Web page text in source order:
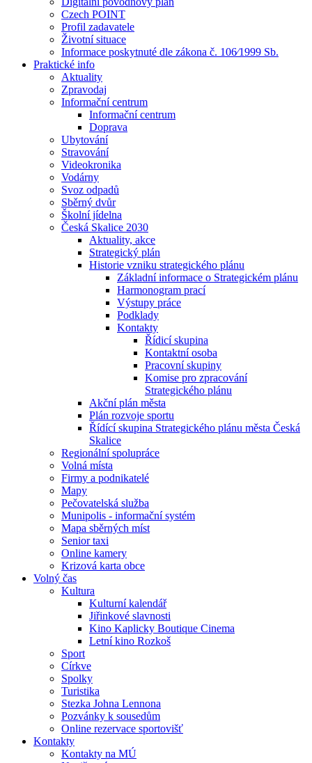
Czech POINT
Profil zadavatele
Životní situace
Informace poskytnuté dle zákona č. 106⁄1999 Sb.
Praktické info
Aktuality
Zpravodaj
Informační centrum
Informační centrum
Doprava
Ubytování
Stravování
Videokronika
Vodárny
Svoz odpadů
Sběrný dvůr
Školní jídelna
Česká Skalice 2030
Aktuality, akce
Strategický plán
Historie vzniku strategického plánu
Základní informace o Strategickém plánu
Harmonogram prací
Výstupy práce
Podklady
Kontakty
Řídicí skupina
Kontaktní osoba
Pracovní skupiny
Komise pro zpracování
Strategického plánu
Akční plán města
Plán rozvoje sportu
Řídící skupina Strategického plánu města Česká
Skalice
Regionální spolupráce
Volná místa
Firmy a podnikatelé
Mapy
Pečovatelská služba
Munipolis - informační systém
Mapa sběrných míst
Senior taxi
Online kamery
Krizová karta obce
Volný čas
Kultura
Kulturní kalendář
Jiřinkové slavnosti
Kino Kaplicky Boutique Cinema
Letní kino Rozkoš
Sport
Církve
Spolky
Turistika
Stezka Johna Lennona
Pozvánky k sousedům
Online rezervace sportovišť
Kontakty
Kontakty na MÚ